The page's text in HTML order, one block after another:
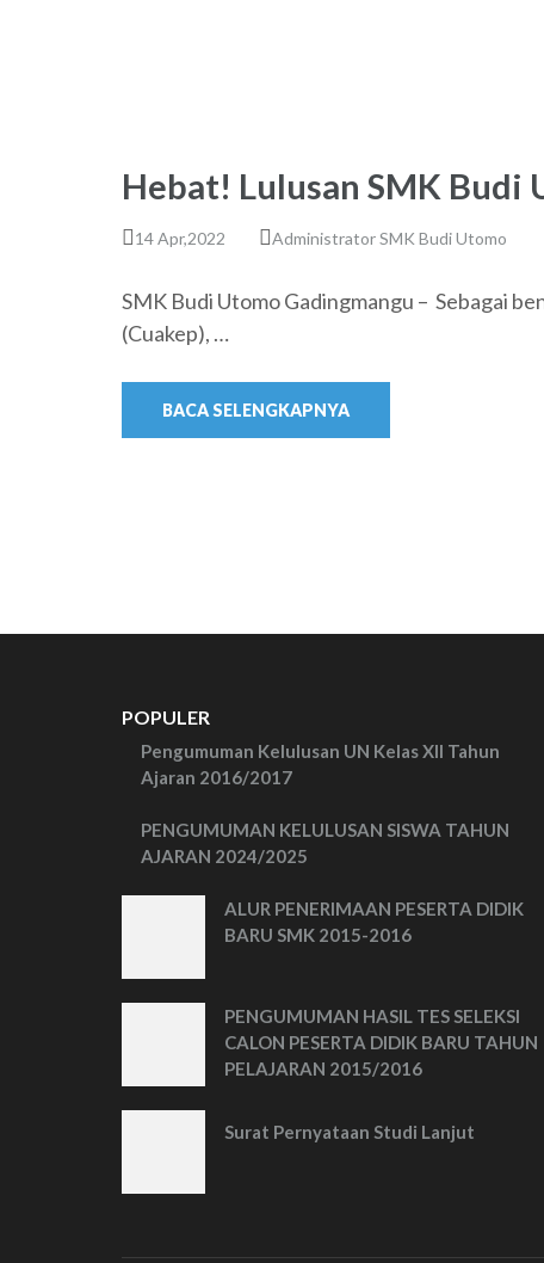
Hebat! Lulusan SMK
14 Apr,2022 Administrator SMK Budi Utomo
SMK Budi Utomo Gadingmangu – Sebagai
(Cuakep), …
BACA SELENGKAPNYA
POPULER
Pengumuman Kelulusan UN Kelas XII Tahun
Ajaran 2016/2017
PENGUMUMAN KELULUSAN SISWA TAHUN
AJARAN 2024/2025
ALUR PENERIMAAN PESERTA DIDIK
BARU SMK 2015-2016
PENGUMUMAN HASIL TES SELEKSI
CALON PESERTA DIDIK BARU TAHUN
PELAJARAN 2015/2016
Surat Pernyataan Studi Lanjut